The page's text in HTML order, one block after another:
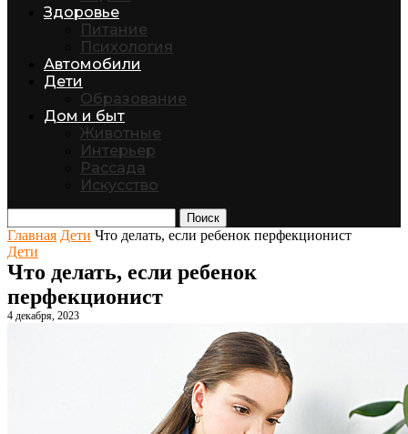
Здоровье
Питание
Психология
Автомобили
Дети
Образование
Дом и быт
Животные
Интерьер
Рассада
Искусство
Поиск
Главная Дети Что делать, если ребенок перфекционист
Дети
Что делать, если ребенок
перфекционист
4 декабря, 2023